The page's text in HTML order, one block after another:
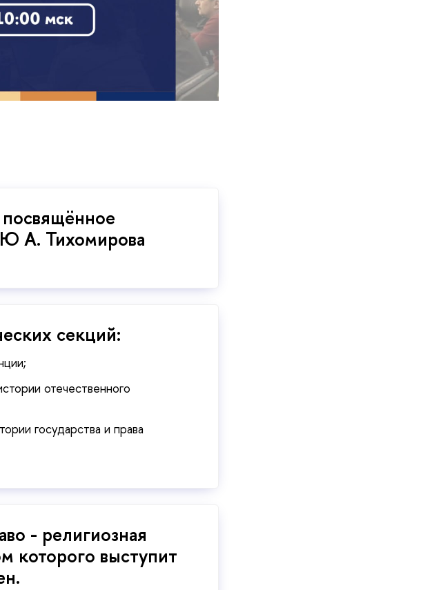
посвящённое
А. Тихомирова
секций:
отечественного
государства и права
- религиозная
которого выступит